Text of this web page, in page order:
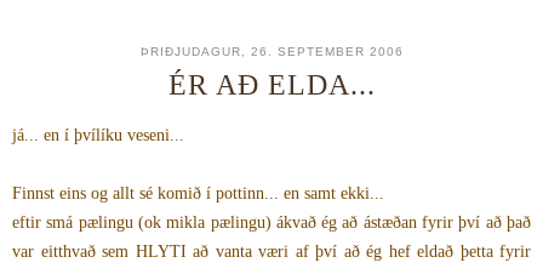
ÞRIÐJUDAGUR, 26. SEPTEMBER 2006
ÉR AÐ ELDA...
já... en í þvílíku veseni...
Finnst eins og allt sé komið í pottinn... en samt ekki...
eftir smá pælingu (ok mikla pælingu) ákvað ég að ástæðan fyrir því að það
var eitthvað sem HLYTI að vanta væri af því að ég hef eldað þetta fyrir